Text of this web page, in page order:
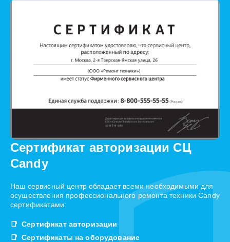
Сертификат авторизации СЦ
Candy
Наш сервисный центр обладает всеми необходимыми для
осуществления профессионального ремонта техники Candy
сертификатами:
Сертификат авторизации
Сертификаты на оборудование